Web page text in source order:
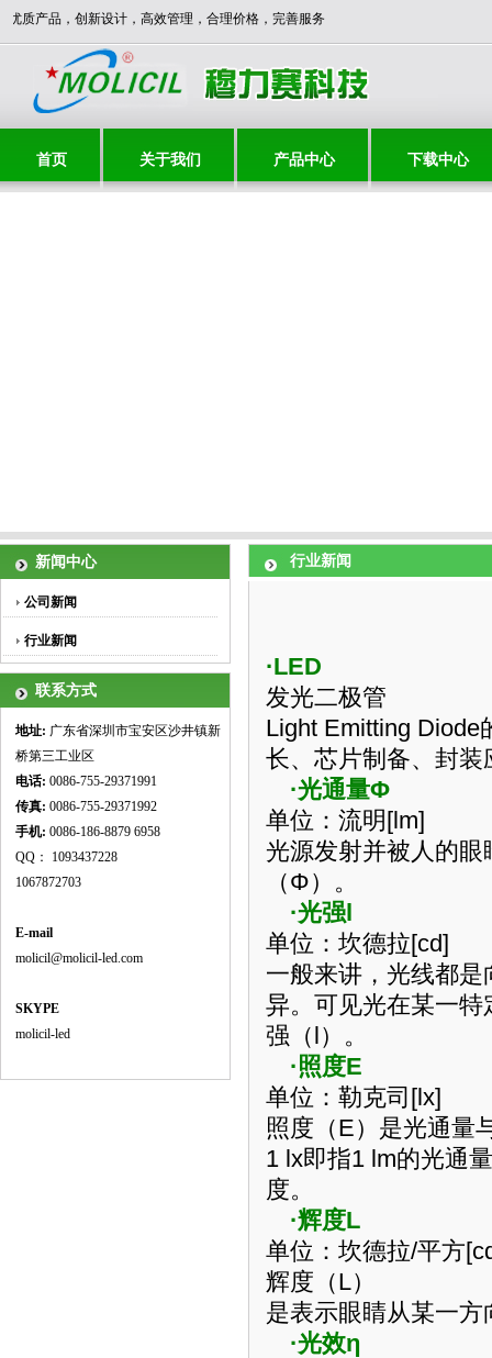
产品，创新设计，高效管理，合理价格，完善服务，与时俱进，共创辉煌！
首页 关于我们 产品中心 下载中心
新闻中心
公司新闻
行业新闻
联系方式
地址: 广东省深圳市宝安区沙井镇新
桥第三工业区
电话: 0086-755-29371991
传真: 0086-755-29371992
手机: 0086-186-8879 6958
QQ： 1093437228
1067872703
E-mail
molicil@molicil-led.com
SKYPE
molicil-led
行业新闻
·LED
发光二极管
Light Emitting Diode
长、芯片制备、封
·光通量Φ
单位：流明[lm]
光源发射并被人的
（Φ）。
·光强l
单位：坎德拉[cd]
一般来讲，光线都
异。可见光在某一
强（l）。
·照度E
单位：勒克司 [lx]
照度（E）是光通量
1 lx即指1 lm的光通
度。
·辉度L
单位：坎德拉/平方
辉度（L）
是表示眼睛从某一
·光效η